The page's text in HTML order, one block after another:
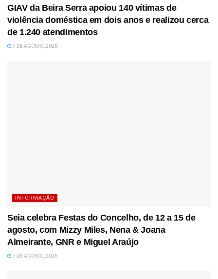
GIAV da Beira Serra apoiou 140 vítimas de
violência doméstica em dois anos e realizou cerca
de 1.240 atendimentos
7 DE AGOSTO, 2026
INFORMAÇÃO
Seia celebra Festas do Concelho, de 12 a 15 de
agosto, com Mizzy Miles, Nena & Joana
Almeirante, GNR e Miguel Araújo
7 DE AGOSTO, 2026